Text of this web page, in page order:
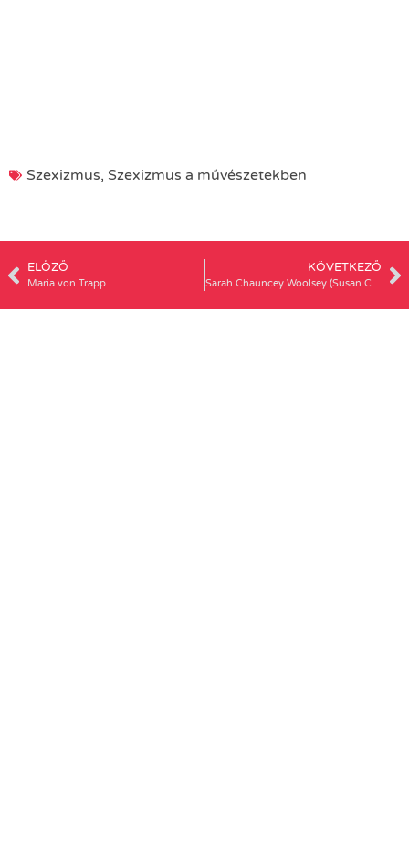
Szexizmus, Szexizmus a művészetekben
ELŐZŐ
Maria von Trapp
KÖVETKEZŐ
Sarah Chauncey Woolsey (Susan Coolidge)